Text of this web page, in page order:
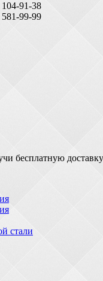
91-38
99-99
бесплатную
стали